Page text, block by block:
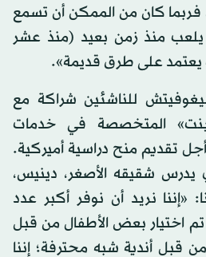
فربما كان من الممكن أن تسمع
يلعب منذ زمن بعيد (منذ عشر
للناشئين شراكة مع
المتخصصة في خدمات
أجل تقديم منح دراسية أميركية.
يدرس شقيقه الأصغر، دينيس،
«إننا نريد أن نوفر أكبر عدد
اختيار بعض الأطفال من قبل
قبل أندية شبه محترفة؛ إننا